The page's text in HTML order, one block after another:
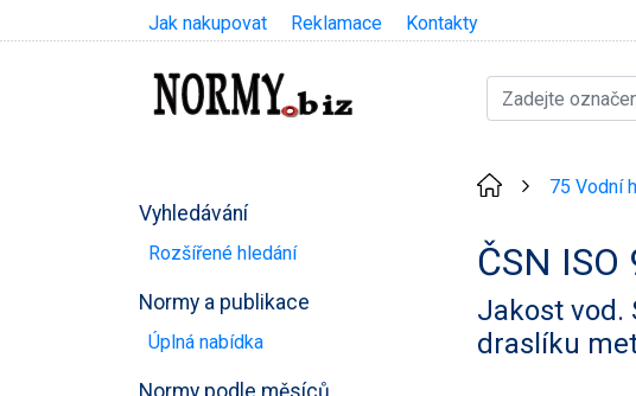
Jak nakupovat Reklamace Kontakty
Vyhledávání
Rozšířené hledání
Normy a publikace
Úplná nabídka
75 Vodní
ČSN
Jakost vod.
draslíku